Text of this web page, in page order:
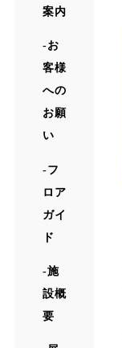
案内
お
客様
への
お願
い
フ
ロア
ガイ
ド
施
設概
要